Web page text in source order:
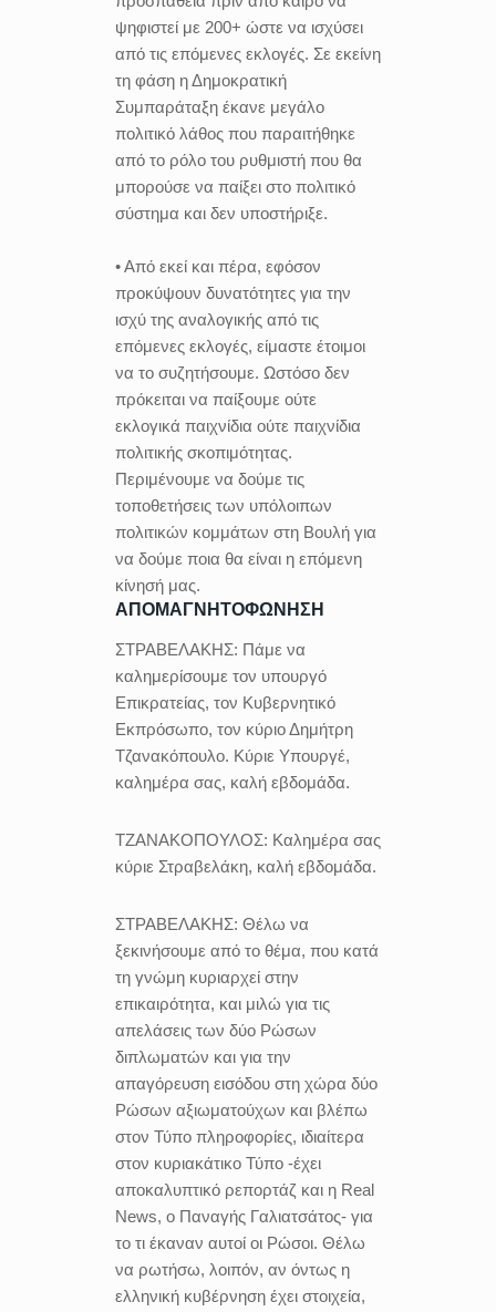
ψηφιστεί με 200+ ώστε να ισχύσει
από τις επόμενες εκλογές. Σε εκείνη
τη φάση η Δημοκρατική
Συμπαράταξη έκανε μεγάλο
πολιτικό λάθος που παραιτήθηκε
από το ρόλο του ρυθμιστή που θα
μπορούσε να παίξει στο πολιτικό
σύστημα και δεν υποστήριξε.
• Από εκεί και πέρα, εφόσον
προκύψουν δυνατότητες για την
ισχύ της αναλογικής από τις
επόμενες εκλογές, είμαστε έτοιμοι
να το συζητήσουμε. Ωστόσο δεν
πρόκειται να παίξουμε ούτε
εκλογικά παιχνίδια ούτε παιχνίδια
πολιτικής σκοπιμότητας.
Περιμένουμε να δούμε τις
τοποθετήσεις των υπόλοιπων
πολιτικών κομμάτων στη Βουλή για
να δούμε ποια θα είναι η επόμενη
κίνησή μας.
ΑΠΟΜΑΓΝΗΤΟΦΩΝΗΣΗ
ΣΤΡΑΒΕΛΑΚΗΣ: Πάμε να
καλημερίσουμε τον υπουργό
Επικρατείας, τον Κυβερνητικό
Εκπρόσωπο, τον κύριο Δημήτρη
Τζανακόπουλο. Κύριε Υπουργέ,
καλημέρα σας, καλή εβδομάδα.
ΤΖΑΝΑΚΟΠΟΥΛΟΣ: Καλημέρα σας
κύριε Στραβελάκη, καλή εβδομάδα.
ΣΤΡΑΒΕΛΑΚΗΣ: Θέλω να
ξεκινήσουμε από το θέμα, που κατά
τη γνώμη κυριαρχεί στην
επικαιρότητα, και μιλώ για τις
απελάσεις των δύο Ρώσων
διπλωματών και για την
απαγόρευση εισόδου στη χώρα δύο
Ρώσων αξιωματούχων και βλέπω
στον Τύπο πληροφορίες, ιδιαίτερα
στον κυριακάτικο Τύπο -έχει
αποκαλυπτικό ρεπορτάζ και η Real
News, ο Παναγής Γαλιατσάτος- για
το τι έκαναν αυτοί οι Ρώσοι. Θέλω
να ρωτήσω, λοιπόν, αν όντως η
ελληνική κυβέρνηση έχει στοιχεία,